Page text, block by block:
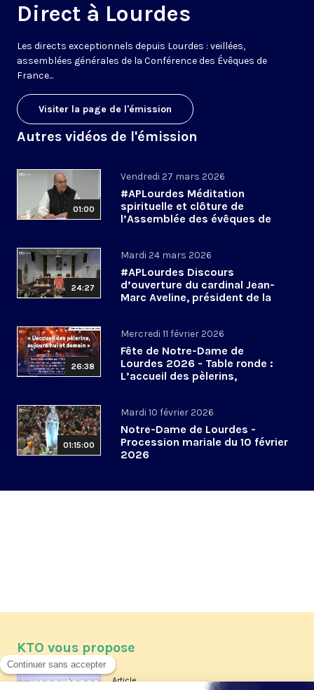
Direct à Lourdes
Les directs exceptionnels depuis Lourdes : veillées,
assemblées générales de la Conférence des Évêques de
France...
Visiter la page de l'émission
Autres vidéos de l'émission
01:00
Vendredi 27 mars 2026
#APLourdes Méditation
spirituelle et clôture de
l’Assemblée des évêques de
24:27
Mardi 24 mars 2026
#APLourdes Discours
d’ouverture du cardinal Jean-
Marc Aveline, président de la
26:38
Mercredi 11 février 2026
Fête de Notre-Dame de
Lourdes 2026 - Table ronde :
L’accueil des pèlerins,
01:15:00
Mardi 10 février 2026
Notre-Dame de Lourdes -
Procession mariale du 10 février
2026
KTO vous propose
Article